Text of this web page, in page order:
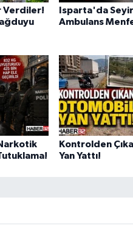
Verdiler!
Isparta'da
Ambulans
Kontrolden
Yan Yattı!